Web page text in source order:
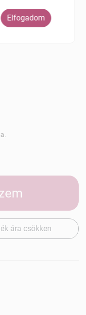
ára csökken
Elfogadom